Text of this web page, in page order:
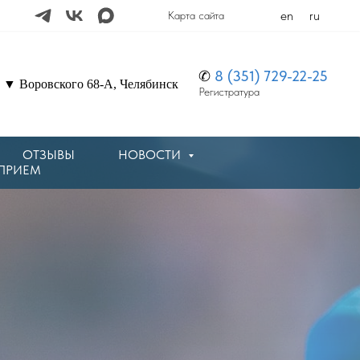
Карта сайта en ru
▼ Воровского 68-А, Челябинск ✆ 8 (351) 729-22-25
Регистратура
ОТЗЫВЫ
НОВОСТИ